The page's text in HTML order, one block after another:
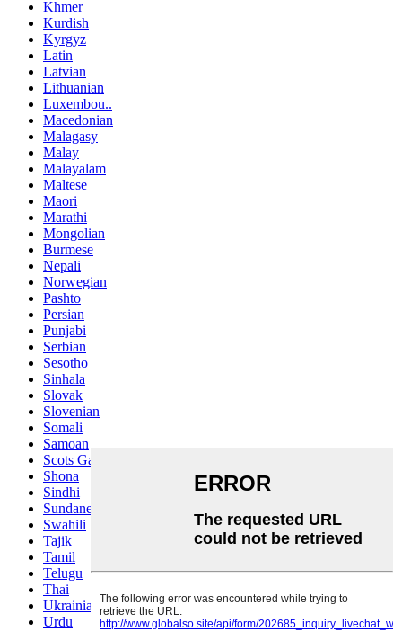
Khmer
Kurdish
Kyrgyz
Latin
Latvian
Lithuanian
Luxembou..
Macedonian
Malagasy
Malay
Malayalam
Maltese
Maori
Marathi
Mongolian
Burmese
Nepali
Norwegian
Pashto
Persian
Punjabi
Serbian
Sesotho
Sinhala
Slovak
Slovenian
Somali
Samoan
Scots Gaelic
Shona
Sindhi
Sundanese
Swahili
Tajik
Tamil
Telugu
Thai
Ukrainian
Urdu